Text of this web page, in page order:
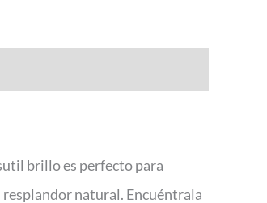
brillo es perfecto para
resplandor natural. Encuéntrala